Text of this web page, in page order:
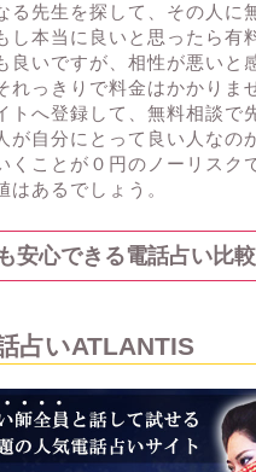
る先生を探して、その人に
し本当に良いと思ったら有
良いですが、相性が悪いと
れっきりで料金はかかりま
トへ登録して、無料相談で
が自分にとって良い人なの
くことが０円のノーリスク
はあるでしょう。
安心できる電話占い比較
占いATLANTIS